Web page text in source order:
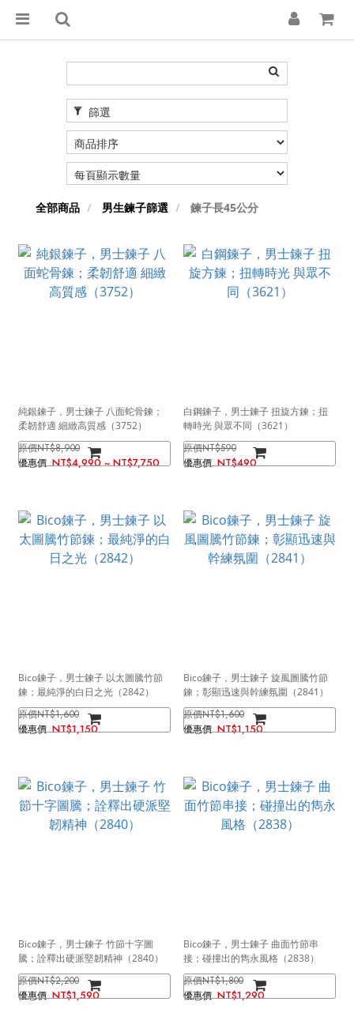
篩選
全部商品 男生鍊子篩選 鍊子長45公分
純銀鍊子，男士鍊子 八面蛇骨鍊；
柔韌舒適 細緻高質感（3752）
NT$8,900
NT$4,990 ~ NT$7,750
白鋼鍊子，男士鍊子 扭旋方鍊；扭
轉時光 與眾不同（3621）
NT$590
NT$490
Bico鍊子，男士鍊子 以太圖騰竹節
鍊；最純淨的白日之光（2842）
NT$1,600
NT$1,150
Bico鍊子，男士鍊子 旋風圖騰竹節
鍊；彰顯迅速與幹練氛圍（2841）
NT$1,600
NT$1,150
Bico鍊子，男士鍊子 竹節十字圖
騰；詮釋出硬派堅韌精神（2840）
NT$2,200
NT$1,590
Bico鍊子，男士鍊子 曲面竹節串
接；碰撞出的雋永風格（2838）
NT$1,800
NT$1,290